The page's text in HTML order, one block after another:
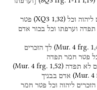
ליהוה וכל (XQ3 1,32)
פטר
תפדה וערפתו וכל בכור אדם
(Mur. 4 frg. 1, לך הזכרים
פטר חמר תפדה
לא תפדה (Mur. 4 frg. 1,52)
(Mur. 4 אדם בבניך
הזכרים ליהוה וכל פטר חמר